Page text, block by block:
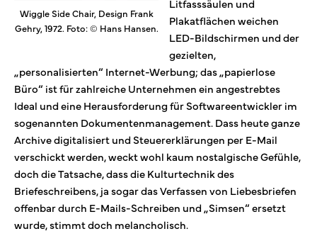
Wiggle Side Chair, Design Frank
Gehry, 1972. Foto: © Hans Hansen.
Litfasssäulen und
Plakatflächen weichen
LED-Bildschirmen und der
gezielten,
„personalisierten“ Internet-Werbung; das „papierlose
Büro“ ist für zahlreiche Unternehmen ein angestrebtes
Ideal und eine Herausforderung für Softwareentwickler im
sogenannten Dokumentenmanagement. Dass heute ganze
Archive digitalisiert und Steuererklärungen per E-Mail
verschickt werden, weckt wohl kaum nostalgische Gefühle,
doch die Tatsache, dass die Kulturtechnik des
Briefeschreibens, ja sogar das Verfassen von Liebesbriefen
offenbar durch E-Mails-Schreiben und „Simsen“ ersetzt
wurde, stimmt doch melancholisch.